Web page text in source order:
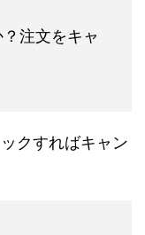
注文をキャ
クすればキャン